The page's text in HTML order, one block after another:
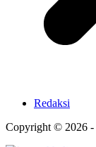
Redaksi
Copyright © 2026 -